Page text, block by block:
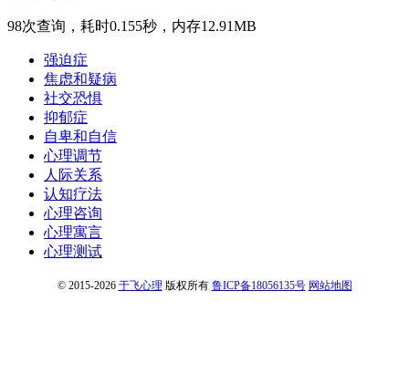
98次查询，耗时0.155秒，内存12.91MB
强迫症
焦虑和疑病
社交恐惧
抑郁症
自卑和自信
心理调节
人际关系
认知疗法
心理咨询
心理寓言
心理测试
© 2015-2026 于飞心理 版权所有 鲁ICP备18056135号 网站地图